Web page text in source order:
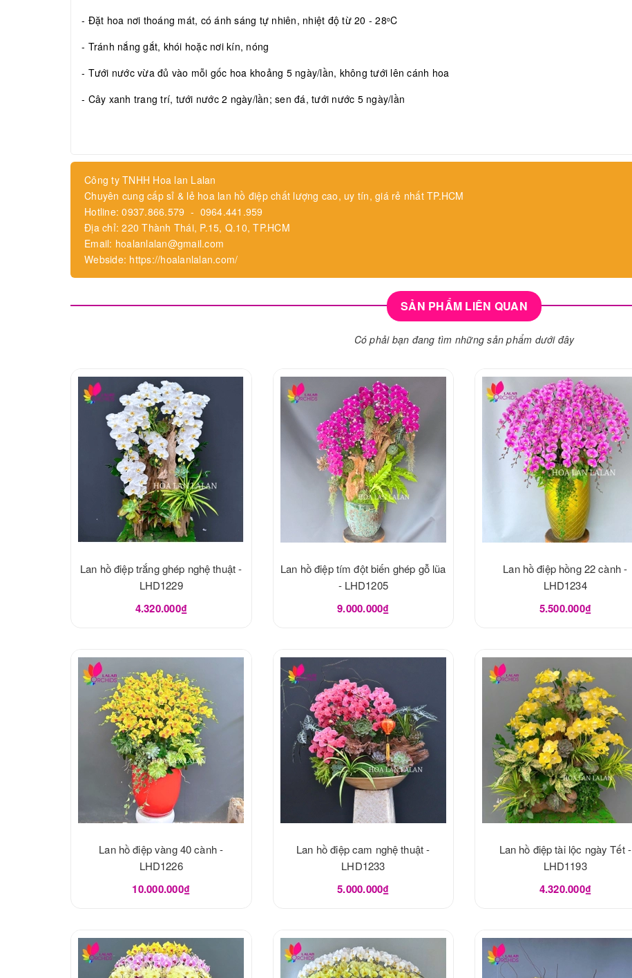
- Đặt hoa nơi thoáng mát, có ánh sáng tự nhiên, nhiệt độ từ 20 - 28oC
- Tránh nắng gắt, khói hoặc nơi kín, nóng
- Tưới nước vừa đủ vào mỗi gốc hoa khoảng 5 ngày/lần, không tưới lên cánh hoa
- Cây xanh trang trí, tưới nước 2 ngày/lần; sen đá, tưới nước 5 ngày/lần
Công ty TNHH Hoa lan Lalan
Chuyên cung cấp sỉ & lẻ hoa lan hồ điệp chất lượng cao, uy tín, giá rẻ nhất TP.HCM
Hotline: 0937.866.579 - 0964.441.959
Địa chỉ: 220 Thành Thái, P.15, Q.10, TP.HCM
Email: hoalanlalan@gmail.com
Webside: https://hoalanlalan.com/
SẢN PHẨM LIÊN QUAN
Có phải bạn đang tìm những sản phẩm dưới đây
Lan hồ điệp trắng ghép nghệ thuật -
LHD1229
4.320.000₫
Lan hồ điệp tím đột biến ghép gỗ lũa
- LHD1205
9.000.000₫
Lan hồ điệp hồng 22 cành -
LHD1234
5.500.000₫
Lan hồ điệp vàng 40 cành -
LHD1226
10.000.000₫
Lan hồ điệp cam nghệ thuật -
LHD1233
5.000.000₫
Lan hồ điệp tài lộc ngày Tết -
LHD1193
4.320.000₫